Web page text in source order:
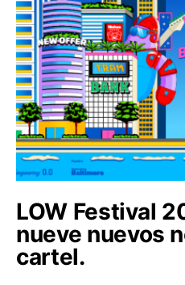
LOW Festival
nueve nuevos
cartel.